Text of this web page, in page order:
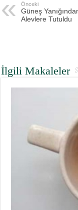
Önceki
Güneş
Alevlere Tutuldu
İlgili Makaleler